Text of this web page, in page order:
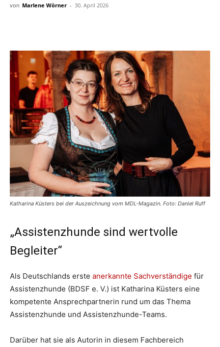
von Marlene Wörner - 30. April 2026
Katharina Küsters bei der Auszeichnung vom MDL-Magazin. Foto: Daniel Ruff
„Assistenzhunde sind wertvolle
Begleiter“
Als Deutschlands erste anerkannte Sachverständige für
Assistenzhunde (BDSF e. V.) ist Katharina Küsters eine
kompetente Ansprechpartnerin rund um das Thema
Assistenzhunde und Assistenzhunde-Teams.
Darüber hat sie als Autorin in diesem Fachbereich